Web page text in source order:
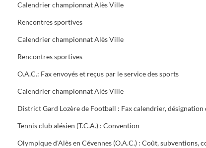
Calendrier championnat Alès Ville
Rencontres sportives
Calendrier championnat Alès Ville
Rencontres sportives
O.A.C.: Fax envoyés et reçus par le service des sports
Calendrier championnat Alès Ville
Tennis club alésien (T.C.A.) : Convention